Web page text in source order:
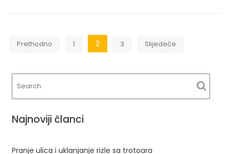
Navigacija
Prethodno 1 2 3 Slijedeće
Najnoviji članci
Pranje ulica i uklanjanje rizle sa trotoara